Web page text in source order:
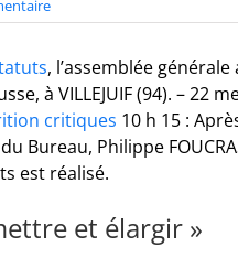
, l’assemblée
à VILLEJUIF (94). – 22
critiques 10 h 15 :
Bureau, Philippe
est réalisé.
et élargir »